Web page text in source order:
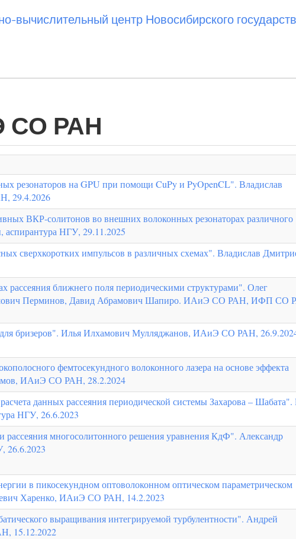
вычислительный центр Новосибирского
СО РАН
резонаторов на GPU при помощи CuPy и PyOpenCL". Владислав
29.4.2026
ВКР-солитонов во внешних волоконных резонаторах различного
НГУ, 29.11.2025
сверхкоротких импульсов в различных схемах". Владислав
рассеяния ближнего поля периодическими структурами". Олег
Перминов, Давид Абрамович Шапиро. ИАиЭ СО РАН, ИФП СО
бризеров". Илья Илхамович Мулляджанов, ИАиЭ СО РАН,
фемтосекундного волоконного лазера на основе эффекта
ИАиЭ СО РАН, 28.2.2024
данных рассеяния периодической системы Захарова – Шабата".
НГУ, 26.6.2023
рассеяния многосолитонного решения уравнения КдФ". Александр
26.6.2023
в пикосекундном оптоволоконном оптическом параметрическом
Харенко, ИАиЭ СО РАН, 14.2.2023
выращивания интегрируемой турбулентности". Андрей
15.12.2022